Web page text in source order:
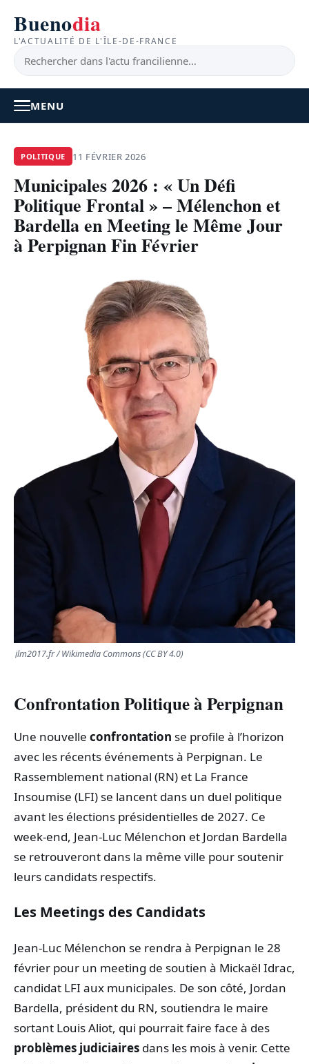
Buenodia
L'ACTUALITÉ DE L'ÎLE-DE-FRANCE
MENU
ACTUALITÉ
BONS PLANS
FEEL GOOD
TRANSPORTS
CULTURE
POLITIQUE 11 FÉVRIER 2026
Municipales 2026 : « Un Défi
Politique Frontal » – Mélenchon et
Bardella en Meeting le Même Jour
à Perpignan Fin Février
jlm2017.fr / Wikimedia Commons (CC BY 4.0)
Confrontation Politique à Perpignan
Une nouvelle confrontation se profile à l’horizon
avec les récents événements à Perpignan. Le
Rassemblement national (RN) et La France
Insoumise (LFI) se lancent dans un duel politique
avant les élections présidentielles de 2027. Ce
week-end, Jean-Luc Mélenchon et Jordan Bardella
se retrouveront dans la même ville pour soutenir
leurs candidats respectifs.
Les Meetings des Candidats
Jean-Luc Mélenchon se rendra à Perpignan le 28
février pour un meeting de soutien à Mickaël Idrac,
candidat LFI aux municipales. De son côté, Jordan
Bardella, président du RN, soutiendra le maire
sortant Louis Aliot, qui pourrait faire face à des
problèmes judiciaires dans les mois à venir. Cette